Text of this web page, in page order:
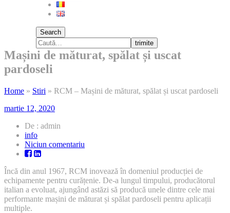
Search
trimite
Mașini de măturat, spălat și uscat
pardoseli
Home » Stiri » RCM – Mașini de măturat, spălat și uscat pardoseli
martie 12, 2020
De : admin
info
Niciun comentariu
Mașini
de
măturat,
spălat
Încă din anul 1967, RCM inovează în domeniul producției de
echipamente pentru curățenie. De-a lungul timpului, producătorul
italian a evoluat, ajungând astăzi să producă unele dintre cele mai
performante mașini de măturat și spălat pardoseli pentru aplicații
multiple.